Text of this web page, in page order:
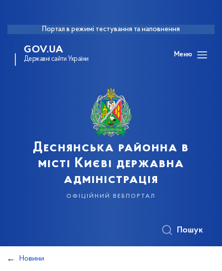
Портал в режимі тестування та наповнення
GOV.UA
Державні сайти України
Меню
Деснянська районна в
місті Києві державна
адміністрація
офіційний вебпортал
Пошук
Новини